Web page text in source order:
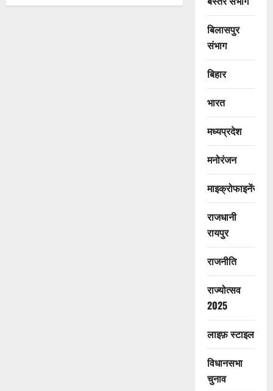
बिलासपुर
संभाग
बिहार
भारत
मध्यप्रदेश
मनोरंजन
माइक्रोफाइनेंस
राजधानी
रायपुर
राजनीति
राज्योत्सव
2025
लाइफ़ स्टाइल
विधानसभा
चुनाव